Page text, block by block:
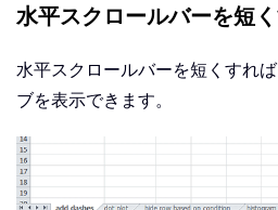
水平スクロールバーを短
水平スクロールバーを短くすれ
ブを表示できます。